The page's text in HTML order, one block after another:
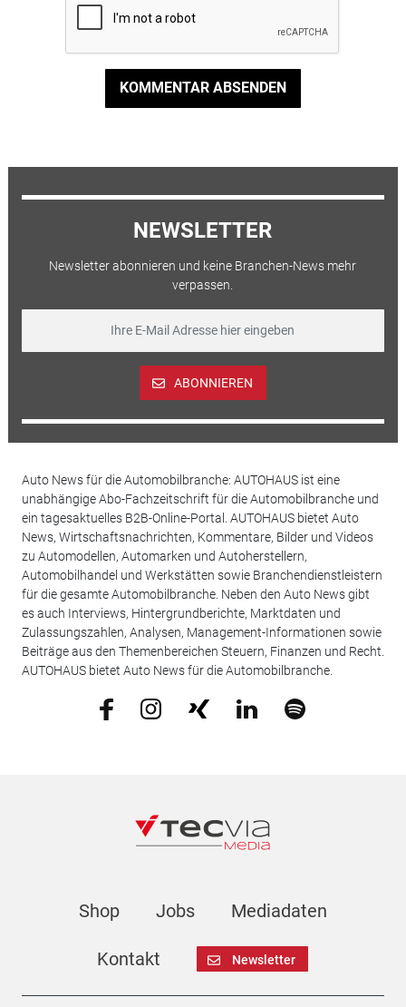
KOMMENTAR ABSENDEN
NEWSLETTER
Newsletter abonnieren und keine Branchen-News mehr
verpassen.
ABONNIEREN
Auto News für die Automobilbranche: AUTOHAUS ist eine
unabhängige Abo-Fachzeitschrift für die Automobilbranche und
ein tagesaktuelles B2B-Online-Portal. AUTOHAUS bietet Auto
News, Wirtschaftsnachrichten, Kommentare, Bilder und Videos
zu Automodellen, Automarken und Autoherstellern,
Automobilhandel und Werkstätten sowie Branchendienstleistern
für die gesamte Automobilbranche. Neben den Auto News gibt
es auch Interviews, Hintergrundberichte, Marktdaten und
Zulassungszahlen, Analysen, Management-Informationen sowie
Beiträge aus den Themenbereichen Steuern, Finanzen und Recht.
AUTOHAUS bietet Auto News für die Automobilbranche.
Shop Jobs Mediadaten
Kontakt Newsletter